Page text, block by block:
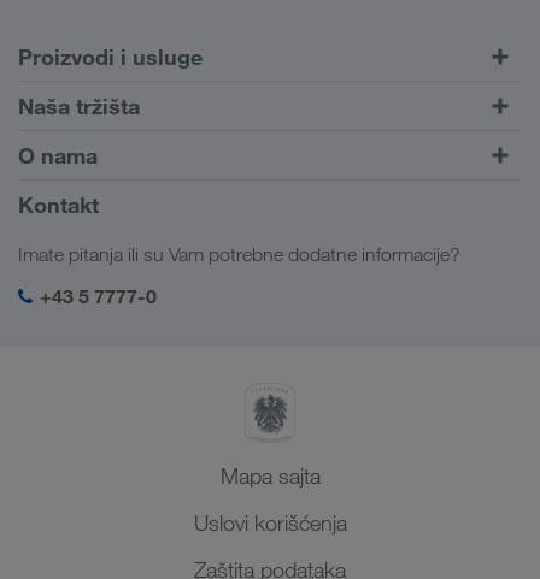
Proizvodi i usluge
Drumski transport
Portal za klijente CONNECT
Digitalna rešenja
Naša tržišta
Evropa
Kavkaz
Centralna Azija
Bliski Istok
O nama
Informacije o preduzeću
Društvena odgovornost
SHEQ menadžment
Kontakt
Imate pitanja ili su Vam potrebne dodatne informacije?
+43 5 7777-0
Mapa sajta
Uslovi korišćenja
Zaštita podataka